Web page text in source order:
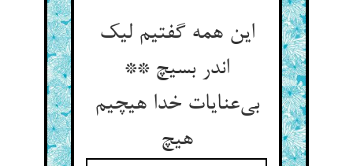
این همه گفتیم لیک
اندر بسیچ **
بی‌‌عنایات خدا هیچیم
هیچ‌‌